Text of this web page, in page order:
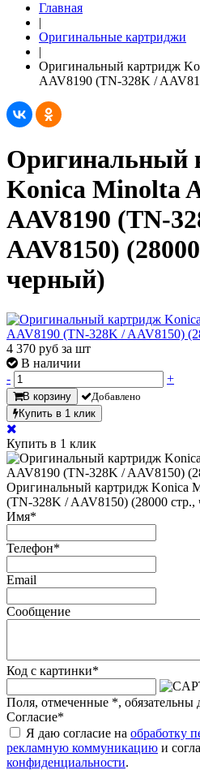
Главная
|
Оригинальные картриджи
|
Оригинальный картридж
AAV8190 (TN-328K /
Оригинальный
Konica Minolta
AAV8190 (TN-
AAV8150)
черный)
4 370 руб за шт
В наличии
-
+
В корзину
Добавлено
Купить в 1 клик
Купить в 1 клик
Оригинальный картридж Konica
(TN-328K / AAV8150) (28000 стр.,
Имя*
Телефон*
Email
Сообщение
Код с картинки*
Поля, отмеченные *, обязательны
Согласие*
Я даю согласие на обработку
рекламную коммуникацию и
конфиденциальности.